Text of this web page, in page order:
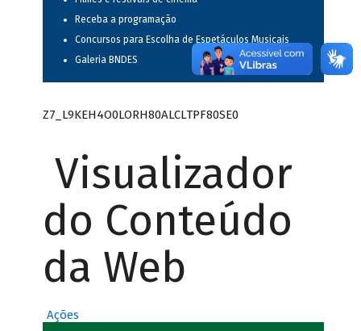
Receba a programação
Concursos para Escolha de Espetáculos Musicais
Galeria BNDES
Z7_L9KEH4O0LORH80ALCLTPF80SE0
Visualizador
do Conteúdo
da Web
Ações